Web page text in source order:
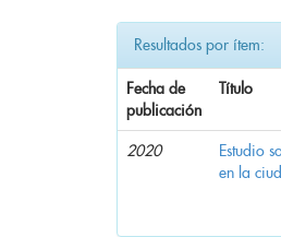
Resultados por ítem:
Fecha de
publicación
Título
2020
Estudio
en la